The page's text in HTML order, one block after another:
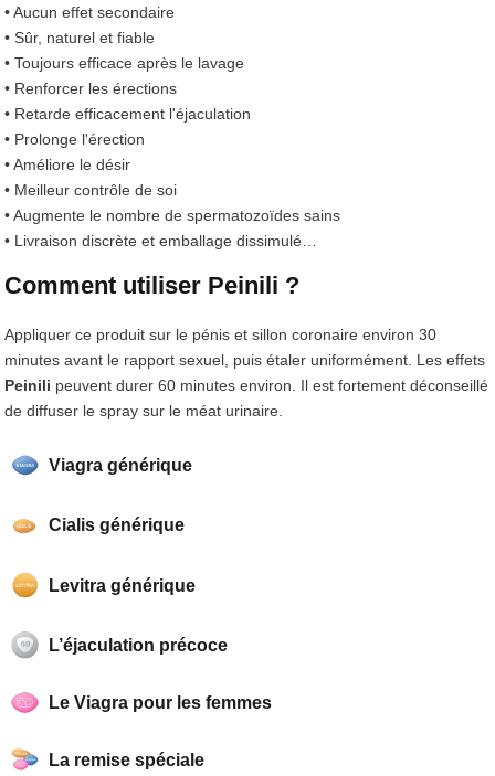
Viagra générique
Cialis générique
Levitra générique
L’éjaculation précoce
Le Viagra pour les femmes
La remise spéciale
• Aucun effet secondaire
• Sûr, naturel et fiable
• Toujours efficace après le lavage
• Renforcer les érections
• Retarde efficacement l'éjaculation
• Prolonge l'érection
• Améliore le désir
• Meilleur contrôle de soi
• Augmente le nombre de spermatozoïdes sains
• Livraison discrète et emballage dissimulé…
Comment utiliser Peinili ?
Appliquer ce produit sur le pénis et sillon coronaire environ 30
minutes avant le rapport sexuel, puis étaler uniformément. Les effets
Peinili peuvent durer 60 minutes environ. Il est fortement déconseillé
de diffuser le spray sur le méat urinaire.